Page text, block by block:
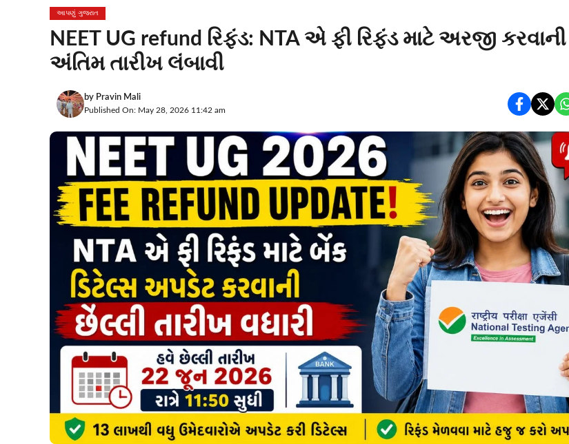
આપણું ગુજરાત
NEET UG refund રિફંડ: NTA એ ફી રિફંડ માટે અરજી કરવાની
અંતિમ તારીખ લંબાવી
by Pravin Mali
Published On: May 28, 2026 11:42 am